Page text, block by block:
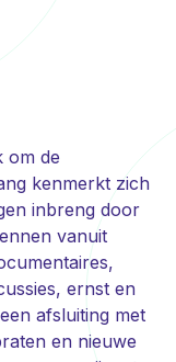
om de
kenmerkt zich
inbreng door
vanuit
ernst en
afsluiting met
en nieuwe